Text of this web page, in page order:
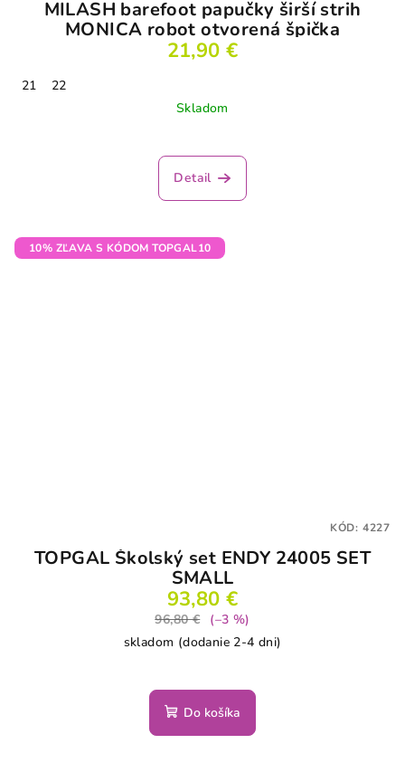
MILASH barefoot papučky širší strih
MONICA robot otvorená špička
21,90 €
21
22
Skladom
hodnotenie
produktu
5
hviezdičiek.
Detail
10% ZĽAVA S KÓDOM TOPGAL10
TOPGAL Školský set ENDY 24005 SET
SMALL
93,80 €
96,80 €
(–3 %)
skladom (dodanie 2-4 dni)
Do košíka
KÓD: 4227